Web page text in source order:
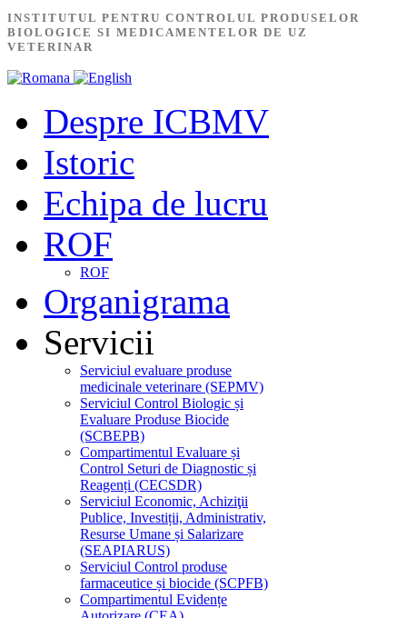
INSTITUTUL PENTRU CONTROLUL PRODUSELOR
BIOLOGICE SI MEDICAMENTELOR DE UZ
VETERINAR
Despre ICBMV
Istoric
Echipa de lucru
ROF
ROF
Organigrama
Servicii
Serviciul evaluare produse
medicinale veterinare (SEPMV)
Serviciul Control Biologic și
Evaluare Produse Biocide
(SCBEPB)
Compartimentul Evaluare și
Control Seturi de Diagnostic și
Reagenți (CECSDR)
Serviciul Economic, Achiziţii
Publice, Investiții, Administrativ,
Resurse Umane și Salarizare
(SEAPIARUS)
Serviciul Control produse
farmaceutice și biocide (SCPFB)
Compartimentul Evidențe